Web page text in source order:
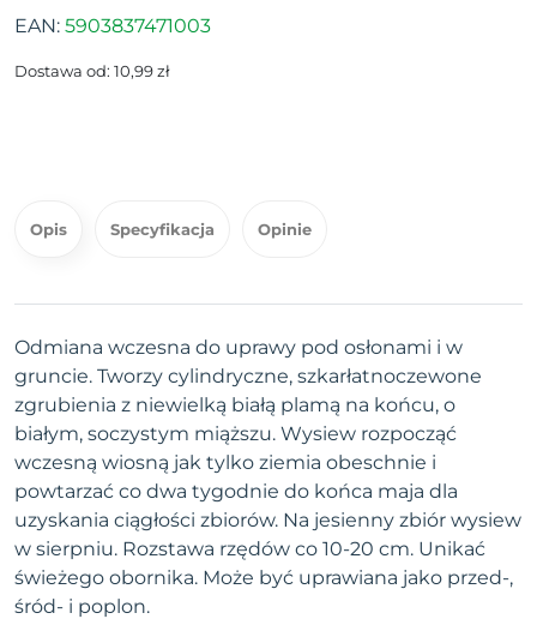
EAN: 5903837471003
Dostawa od: 10,99 zł
Opis Specyfikacja Opinie
Odmiana wczesna do uprawy pod osłonami i w
gruncie. Tworzy cylindryczne, szkarłatnoczewone
zgrubienia z niewielką białą plamą na końcu, o
białym, soczystym miąższu. Wysiew rozpocząć
wczesną wiosną jak tylko ziemia obeschnie i
powtarzać co dwa tygodnie do końca maja dla
uzyskania ciągłości zbiorów. Na jesienny zbiór wysiew
w sierpniu. Rozstawa rzędów co 10-20 cm. Unikać
świeżego obornika. Może być uprawiana jako przed-,
śród- i poplon.